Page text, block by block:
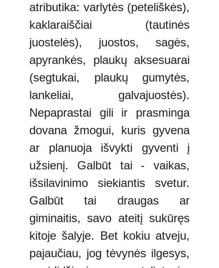
atributika: varlytės (peteliškės),
kaklaraiščiai (tautinės
juostelės), juostos, sagės,
apyrankės, plaukų aksesuarai
(segtukai, plaukų gumytės,
lankeliai, galvajuostės).
Nepaprastai gili ir prasminga
dovana žmogui, kuris gyvena
ar planuoja išvykti gyventi į
užsienį. Galbūt tai - vaikas,
išsilavinimo siekiantis svetur.
Galbūt tai draugas ar
giminaitis, savo ateitį sukūręs
kitoje šalyje. Bet kokiu atveju,
pajaučiau, jog tėvynės ilgesys,